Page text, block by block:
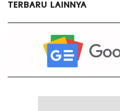
TERBARU LAINNYA